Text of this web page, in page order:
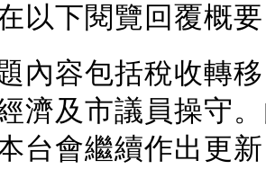
以下閱覽回覆概
內容包括稅收轉
濟及市議員操守
台會繼續作出更